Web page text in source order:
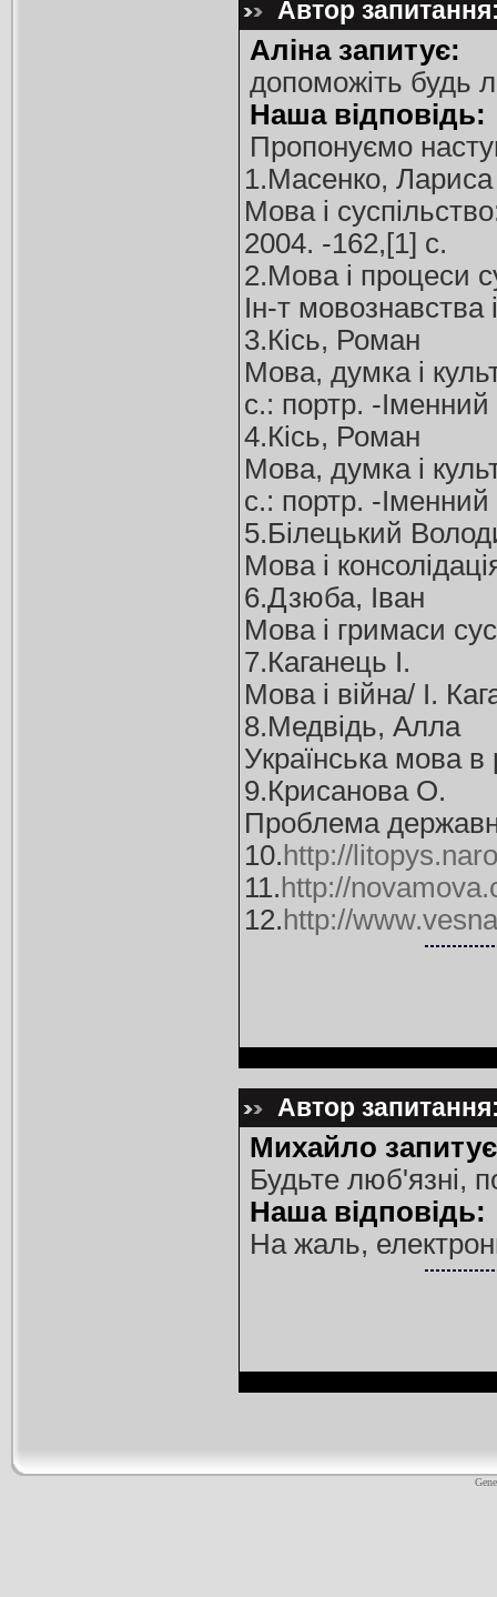
Автор
Аліна запитує:
допоможіть будь
Наша відповідь:
Пропонуємо
1.Масенко, Лариса
Мова і
2004. -162,[1] с.
2.Мова і процеси
Ін-т
3.Кісь, Роман
Мова, думка і
с.: портр. -
4.Кісь, Роман
Мова, думка і
с.: портр. -
5.Білецький
Мова і
6.Дзюба, Іван
Мова і гримаси
7.Каганець І.
Мова і війна/ І.
8.Медвідь, Алла
Українська мова в
9.Крисанова О.
Проблема
10. http://
11. http://
12. http://
Автор
Михайло
Будьте люб'язні,
Наша відповідь:
На жаль,